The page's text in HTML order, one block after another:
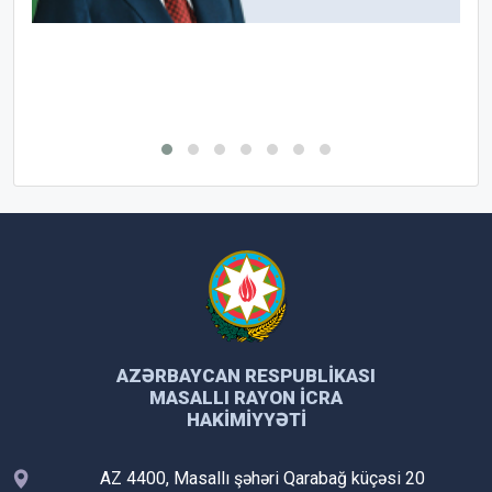
AZƏRBAYCAN RESPUBLIKASI
MASALLI RAYON İCRA
HAKIMIYYƏTI
AZ 4400, Masallı şəhəri Qarabağ küçəsi 20